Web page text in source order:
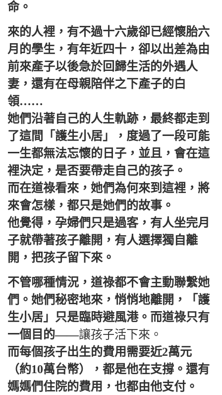
命。
來的人裡，有不過十六歲卻已經懷胎六
月的學生，有年近四十，卻以出差為由
前來產子以後急於回歸生活的外遇人
妻，還有在母親陪伴之下產子的白
領……
她們沿著自己的人生軌跡，最終都走到
了這間「護生小居」，度過了一段可能
一生都無法忘懷的日子，並且，會在這
裡決定，是否要帶走自己的孩子。
而在道祿看來，她們為何來到這裡，將
來會怎樣，都只是她們的故事。
他覺得，孕婦們只是過客，有人坐完月
子就帶著孩子離開，有人選擇獨自離
開，把孩子留下來。
不管哪種情況，道祿都不會主動聯繫她
們。她們秘密地來，悄悄地離開，「護
生小居」只是臨時避風港。而道祿只有
一個目的——讓孩子活下來。
而每個孩子出生的費用需要近2萬元
（約10萬台幣），都是他在支撐。還有
媽媽們住院的費用，也都由他支付。